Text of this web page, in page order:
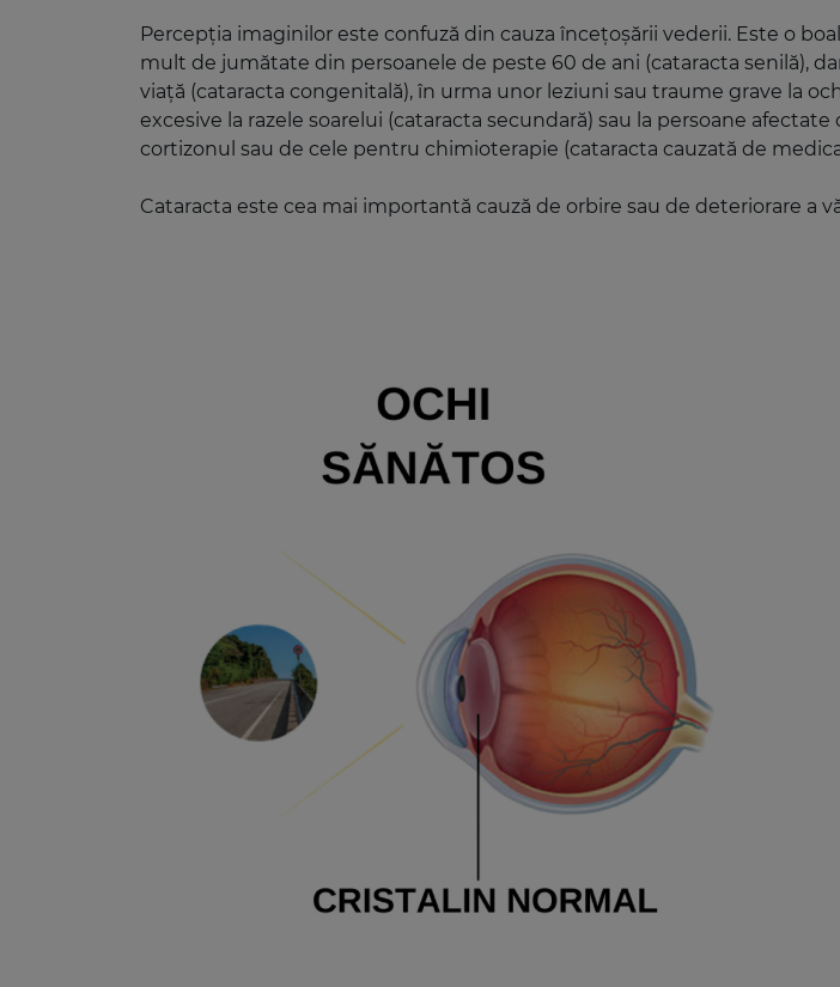
Percepția imaginilor este confuză din cauza încețoșării vederii. Este o
mult de jumătate din persoanele de peste 60 de ani (cataracta senilă),
viață (cataracta congenitală), în urma unor leziuni sau traume grave la
excesive la razele soarelui (cataracta secundară) sau la persoane
cortizonul sau de cele pentru chimioterapie (cataracta cauzată de
Cataracta este cea mai importantă cauză de orbire sau de deteriorare a